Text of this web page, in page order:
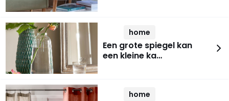
home
Een grote spiegel kan
een kleine ka…
home